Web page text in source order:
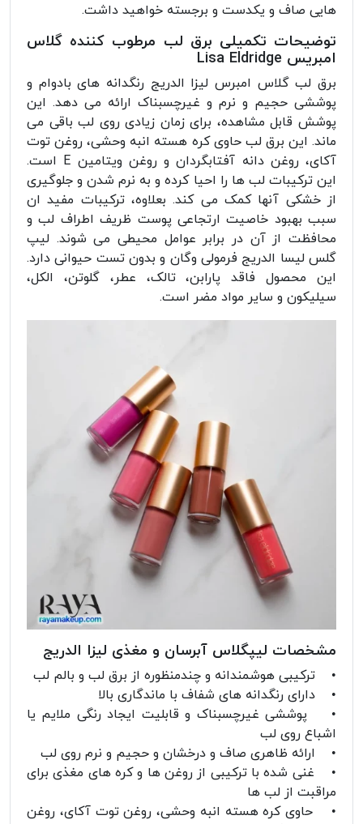
هایی صاف و یکدست و برجسته خواهید داشت.
توضیحات تکمیلی برق لب مرطوب کننده گلاس
امبریس Lisa Eldridge
برق لب گلاس امبرس لیزا الدریج رنگدانه های بادوام و
پوششی حجیم و نرم و غیرچسبناک ارائه می دهد. این
پوشش قابل مشاهده، برای زمان زیادی روی لب باقی می
ماند. این برق لب حاوی کره هسته انبه وحشی، روغن توت
آکای، روغن دانه آفتابگردان و روغن ویتامین E است.
این ترکیبات لب ها را احیا کرده و به نرم شدن و جلوگیری
از خشکی آنها کمک می کند. بعلاوه، ترکیبات مفید ان
سبب بهبود خاصیت ارتجاعی پوست ظریف اطراف لب و
محافظت از آن در برابر عوامل محیطی می شوند. لیپ
گلس لیسا الدریج فرمولی وگان و بدون تست حیوانی دارد.
این محصول فاقد پارابن، تالک، عطر، گلوتن، الکل،
سیلیکون و سایر مواد مضر است.
مشخصات لیپگلاس آبرسان و مغذی لیزا الدریج
• ترکیبی هوشمندانه و چندمنظوره از برق لب و بالم لب
• دارای رنگدانه های شفاف با ماندگاری بالا
• پوششی غیرچسبناک و قابلیت ایجاد رنگی ملایم یا
اشباع روی لب
• ارائه ظاهری صاف و درخشان و حجیم و نرم روی لب
• غنی شده با ترکیبی از روغن ها و کره های مغذی برای
مراقبت از لب ها
• حاوی کره هسته انبه وحشی، روغن توت آکای، روغن